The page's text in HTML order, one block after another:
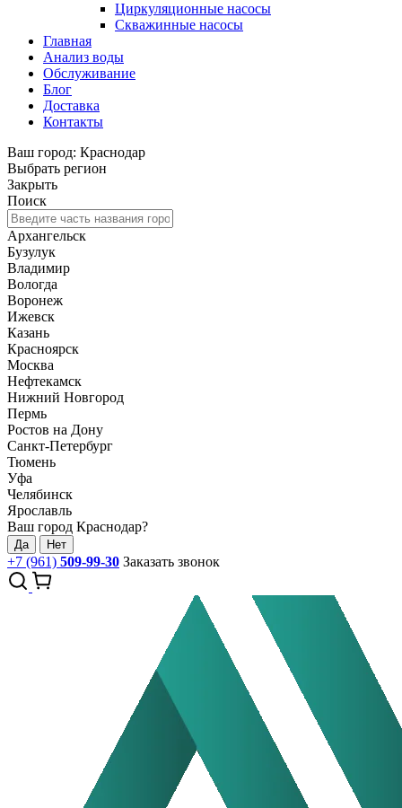
Циркуляционные насосы
Скважинные насосы
Главная
Анализ воды
Обслуживание
Блог
Доставка
Контакты
Ваш город: Краснодар
Выбрать регион
Закрыть
Поиск
Архангельск
Бузулук
Владимир
Вологда
Воронеж
Ижевск
Казань
Красноярск
Москва
Нефтекамск
Нижний Новгород
Пермь
Ростов на Дону
Санкт-Петербург
Тюмень
Уфа
Челябинск
Ярославль
Ваш город Краснодар?
Да Нет
+7 (961) 509-99-30 Заказать звонок